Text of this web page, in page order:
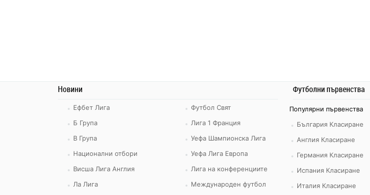
Новини
Ефбет Лига
Б Група
В Група
Национални отбори
Висша Лига Англия
Ла Лига
Футбол Свят
Лига 1 Франция
Уефа Шампионска Лига
Уефа Лига Европа
Лига на конференциите
Международен футбол
Футболни първенства
Популярни първенства
България Класиране
Англия Класиране
Германия Класиране
Испания Класиране
Италия Класиране